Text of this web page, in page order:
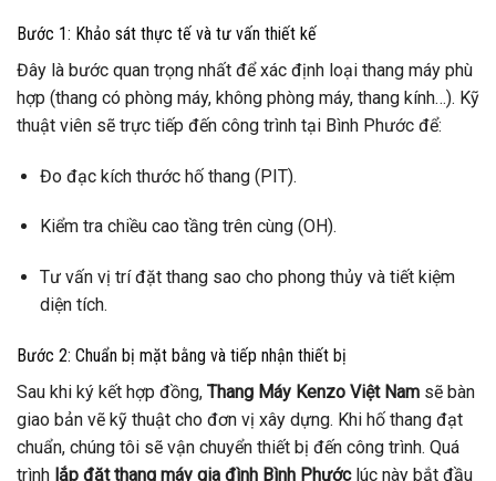
Bước 1: Khảo sát thực tế và tư vấn thiết kế
Đây là bước quan trọng nhất để xác định loại thang máy phù
hợp (thang có phòng máy, không phòng máy, thang kính…). Kỹ
thuật viên sẽ trực tiếp đến công trình tại Bình Phước để:
Đo đạc kích thước hố thang (PIT).
Kiểm tra chiều cao tầng trên cùng (OH).
Tư vấn vị trí đặt thang sao cho phong thủy và tiết kiệm
diện tích.
Bước 2: Chuẩn bị mặt bằng và tiếp nhận thiết bị
Sau khi ký kết hợp đồng, Thang Máy Kenzo Việt Nam sẽ bàn
giao bản vẽ kỹ thuật cho đơn vị xây dựng. Khi hố thang đạt
chuẩn, chúng tôi sẽ vận chuyển thiết bị đến công trình. Quá
trình lắp đặt thang máy gia đình Bình Phướclúc này bắt đầu